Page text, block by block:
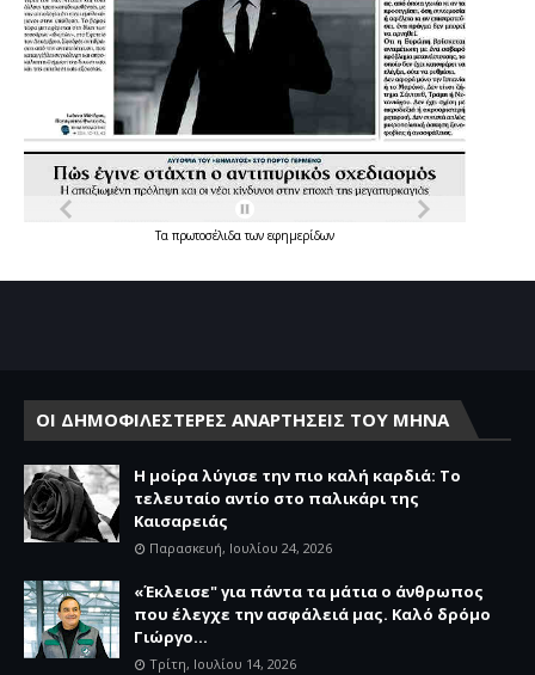
Τα πρωτοσέλιδατων εφημερίδων
ΟΙ ΔΗΜΟΦΙΛΕΣΤΕΡΕΣ ΑΝΑΡΤΗΣΕΙΣ ΤΟΥ ΜΗΝΑ
Η μοίρα λύγισε την πιο καλή καρδιά: Το
τελευταίο αντίο στο παλικάρι της
Καισαρειάς
Παρασκευή, Ιουλίου 24, 2026
«Έκλεισε" για πάντα τα μάτια ο άνθρωπος
που έλεγχε την ασφάλειά μας. Καλό δρόμο
Γιώργο...
Τρίτη, Ιουλίου 14, 2026